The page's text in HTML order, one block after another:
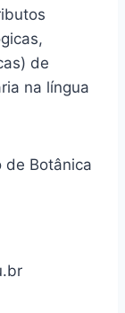
de
na língua
de Botânica